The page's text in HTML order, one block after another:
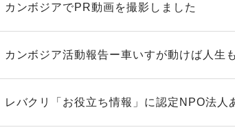
カンボジアでPR動画を撮影しました
カンボジア活動報告ー車いすが動けば人生
レバクリ「お役立ち情報」に認定NPO法人